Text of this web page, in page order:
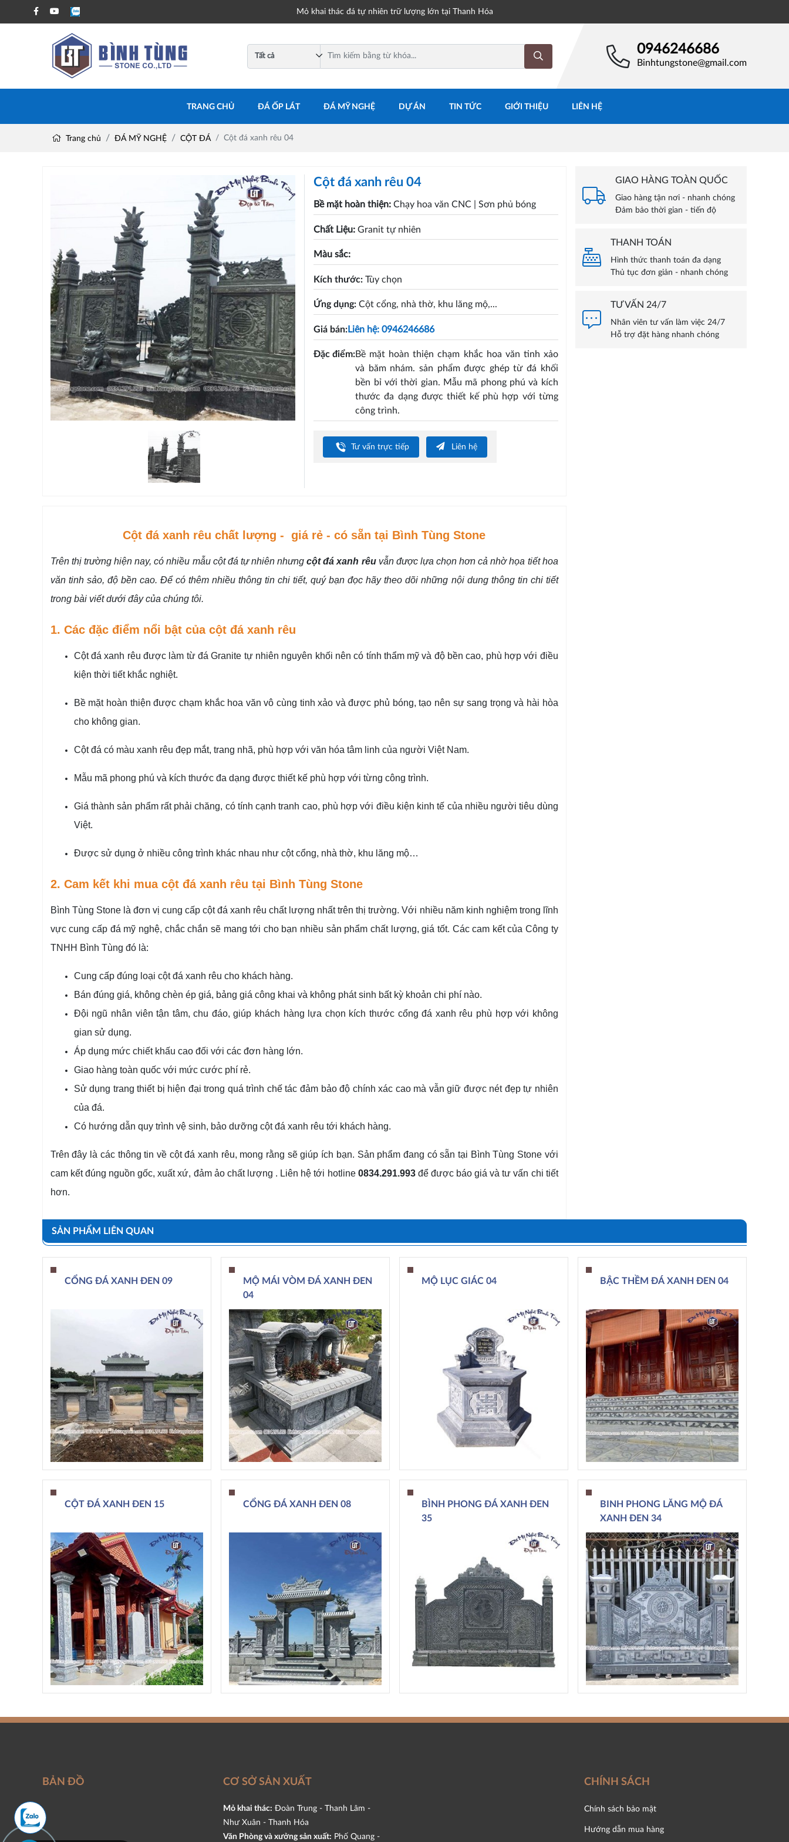
Mỏ khai thác đá tự nhiên trữ lượng lớn tại Thanh Hóa
0946246686
Binhtungstone@gmail.com
TRANG CHỦ ĐÁ ỐP LÁT ĐÁ MỸ NGHỆ DỰ ÁN TIN TỨC GIỚI THIỆU LIÊN HỆ
Trang chủ ĐÁ MỸ NGHỆ CỘT ĐÁ Cột đá xanh rêu 04
Cột đá xanh rêu 04
Bề mặt hoàn thiện:Chạy hoa văn CNC | Sơn phủ bóng
Chất Liệu:Granit tự nhiên
Màu sắc:
Kích thước:Tùy chọn
Ứng dụng:Cột cổng, nhà thờ, khu lăng mộ,...
Giá bán:Liên hệ: 0946246686
Đặc điểm:Bề mặt hoàn thiện chạm khắc hoa văn tinh xảo
và băm nhám. sản phẩm được ghép từ đá khối
bền bỉ với thời gian. Mẫu mã phong phú và kích
thước đa dạng được thiết kế phù hợp với từng
công trình.
Tư vấn trực tiếp Liên hệ
Cột đá xanh rêu chất lượng - giá rẻ - có sẵn tại Bình Tùng Stone
Trên thị trường hiện nay, có nhiều mẫu cột đá tự nhiên nhưngcột đá xanh rêuvẫn được lựa chọn hơn cả nhờ họa tiết hoa
văn tinh sảo, độ bền cao. Để có thêm nhiều thông tin chi tiết, quý bạn đọc hãy theo dõi những nội dung thông tin chi tiết
trong bài viết dưới đây của chúng tôi.
1. Các đặc điểm nổi bật của cột đá xanh rêu
Cột đá xanh rêu được làm từ đá Granite tự nhiên nguyên khối nên có tính thẩm mỹ và độ bền cao, phù hợp với điều
kiện thời tiết khắc nghiệt.
Bề mặt hoàn thiện được chạm khắc hoa văn vô cùng tinh xảo và được phủ bóng, tạo nên sự sang trọng và hài hòa
cho không gian.
Cột đá có màu xanh rêu đẹp mắt, trang nhã, phù hợp với văn hóa tâm linh của người Việt Nam.
Mẫu mã phong phú và kích thước đa dạng được thiết kế phù hợp với từng công trình.
Giá thành sản phẩm rất phải chăng, có tính cạnh tranh cao, phù hợp với điều kiện kinh tế của nhiều người tiêu dùng
Việt.
Được sử dụng ở nhiều công trình khác nhau như cột cổng, nhà thờ, khu lăng mộ…
2. Cam kết khi mua cột đá xanh rêu tại Bình Tùng Stone
Bình Tùng Stone là đơn vị cung cấp cột đá xanh rêu chất lượng nhất trên thị trường. Với nhiều năm kinh nghiệm trong lĩnh
vực cung cấp đá mỹ nghệ, chắc chắn sẽ mang tới cho bạn nhiều sản phẩm chất lượng, giá tốt. Các cam kết của Công ty
TNHH Bình Tùng đó là:
Cung cấp đúng loại cột đá xanh rêu cho khách hàng.
Bán đúng giá, không chèn ép giá, bảng giá công khai và không phát sinh bất kỳ khoản chi phí nào.
Đội ngũ nhân viên tận tâm, chu đáo, giúp khách hàng lựa chọn kích thước cổng đá xanh rêu phù hợp với không
gian sử dụng.
Áp dụng mức chiết khấu cao đối với các đơn hàng lớn.
Giao hàng toàn quốc với mức cước phí rẻ.
Sử dụng trang thiết bị hiện đại trong quá trình chế tác đảm bảo độ chính xác cao mà vẫn giữ được nét đẹp tự nhiên
của đá.
Có hướng dẫn quy trình vệ sinh, bảo dưỡng cột đá xanh rêu tới khách hàng.
Trên đây là các thông tin về cột đá xanh rêu, mong rằng sẽ giúp ích bạn. Sản phẩm đang có sẵn tại Bình Tùng Stone với
cam kết đúng nguồn gốc, xuất xứ, đảm ảo chất lượng . Liên hệ tới hotline 0834.291.993để được báo giá và tư vấn chi tiết
hơn.
GIAO HÀNG TOÀN QUỐC
Giao hàng tận nơi - nhanh chóng
Đảm bảo thời gian - tiến độ
THANH TOÁN
Hình thức thanh toán đa dạng
Thủ tục đơn giản - nhanh chóng
TƯ VẤN 24/7
Nhân viên tư vấn làm việc 24/7
Hỗ trợ đặt hàng nhanh chóng
SẢN PHẨM LIÊN QUAN
CỔNG ĐÁ XANH ĐEN 09
MỘ MÁI VÒM ĐÁ XANH ĐEN
04
MỘ LỤC GIÁC 04 BẬC THỀM ĐÁ XANH ĐEN 04
CỘT ĐÁ XANH ĐEN 15 CỔNG ĐÁ XANH ĐEN 08
BÌNH PHONG ĐÁ XANH ĐEN
35
BINH PHONG LĂNG MỘ ĐÁ
XANH ĐEN 34
BẢN ĐỒ CƠ SỞ SẢN XUẤT
Mỏ khai thác: Đoàn Trung - Thanh Lâm -
Như Xuân - Thanh Hóa
Văn Phòng và xưởng sản xuất: Phố Quang -
CHÍNH SÁCH
Chính sách bảo mật
Hướng dẫn mua hàng